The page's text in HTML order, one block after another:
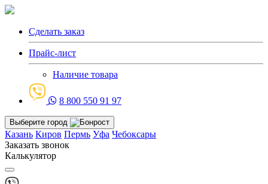
Сделать заказ
Прайс-лист
Наличие товара
8 800 550 91 97
Выберите город
Казань Киров Пермь Уфа Чебоксары
Заказать звонок
Калькулятор